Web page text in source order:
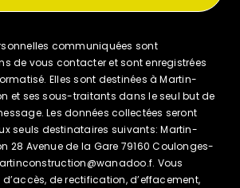
communiquées sont
de vous contacter et sont enregistrées
Elles sont destinées à Martin-
et ses sous-traitants dans le seul but de
Les données collectées seront
seuls destinataires suivants: Martin-
28 Avenue de la Gare 79160 Coulonges-
Vous
de rectification, d’effacement,